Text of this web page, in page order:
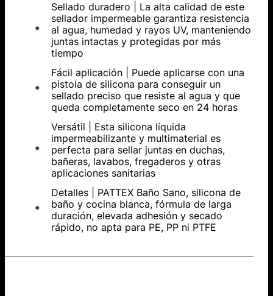
Sellado duradero | La alta calidad de este
sellador impermeable garantiza resistencia
al agua, humedad y rayos UV, manteniendo
juntas intactas y protegidas por más
tiempo
Fácil aplicación | Puede aplicarse con una
pistola de silicona para conseguir un
sellado preciso que resiste al agua y que
queda completamente seco en 24 horas
Versátil | Esta silicona líquida
impermeabilizante y multimaterial es
perfecta para sellar juntas en duchas,
bañeras, lavabos, fregaderos y otras
aplicaciones sanitarias
Detalles | PATTEX Baño Sano, silicona de
baño y cocina blanca, fórmula de larga
duración, elevada adhesión y secado
rápido, no apta para PE, PP ni PTFE